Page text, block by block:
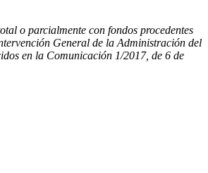
o parcialmente con fondos procedentes
General de la Administración del
en la Comunicación 1/2017, de 6 de